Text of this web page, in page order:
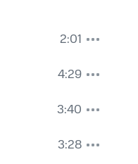
2:01
4:29
3:40
3:28